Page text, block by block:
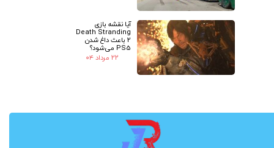
آیا نقشه بازی
Death Stranding
2 باعث داغ شدن
PS5 می‌شود؟
۲۲ مرداد ۰۴